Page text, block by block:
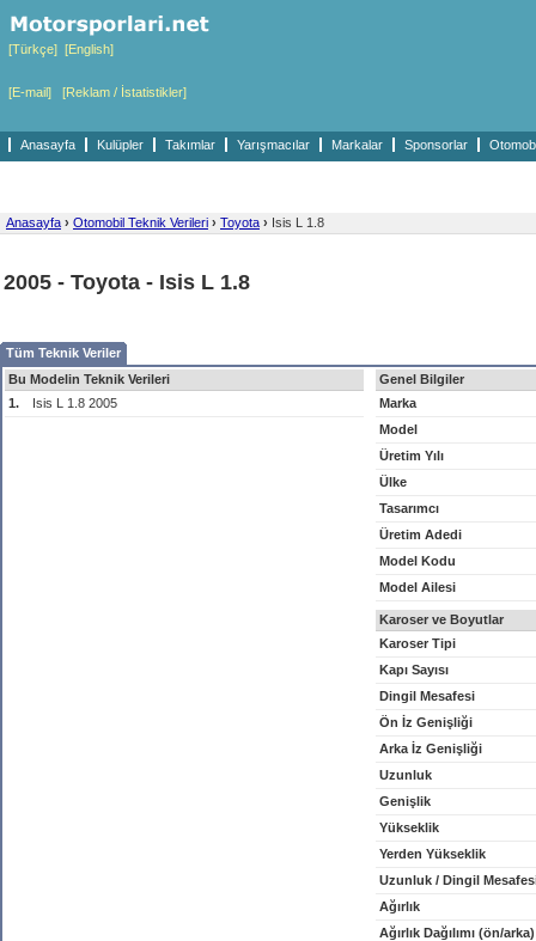
[Türkçe] [English]
[E-mail] [Reklam / İstatistikler]
Anasayfa Kulüpler Takımlar Yarışmacılar Markalar Sponsorlar
Anasayfa › Otomobil Teknik Verileri › Toyota › Isis L 1.8
2005 - Toyota - Isis L 1.8
Tüm Teknik Veriler
Bu Modelin Teknik Verileri
1.
Isis L 1.8 2005
Genel Bilgiler
Marka
Model
Üretim Yılı
Ülke
Tasarımcı
Üretim Adedi
Model Kodu
Model Ailesi
Karoser ve Boyutlar
Karoser Tipi
Kapı Sayısı
Dingil Mesafesi
Ön İz Genişliği
Arka İz Genişliği
Uzunluk
Genişlik
Yükseklik
Yerden Yükseklik
Uzunluk / Dingil
Ağırlık
Ağırlık Dağılımı (ön/arka)